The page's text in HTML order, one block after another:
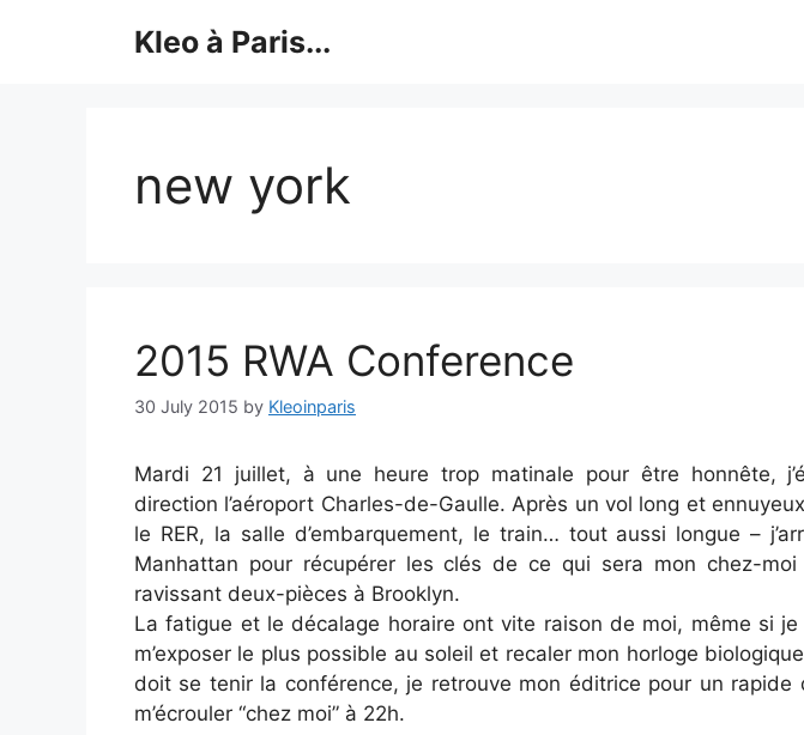
Kleo à Paris...
new york
2015 RWA Conference
30 July 2015 by Kleoinparis
Mardi 21 juillet, à une heure trop matinale pour être honnête,
direction l’aéroport Charles-de-Gaulle. Après un vol long et
le RER, la salle d’embarquement, le train… tout aussi longue –
Manhattan pour récupérer les clés de ce qui sera mon chez-
ravissant deux-pièces à Brooklyn.
La fatigue et le décalage horaire ont vite raison de moi, même si
m’exposer le plus possible au soleil et recaler mon horloge
doit se tenir la conférence, je retrouve mon éditrice pour un rapide
m’écrouler “chez moi” à 22h.